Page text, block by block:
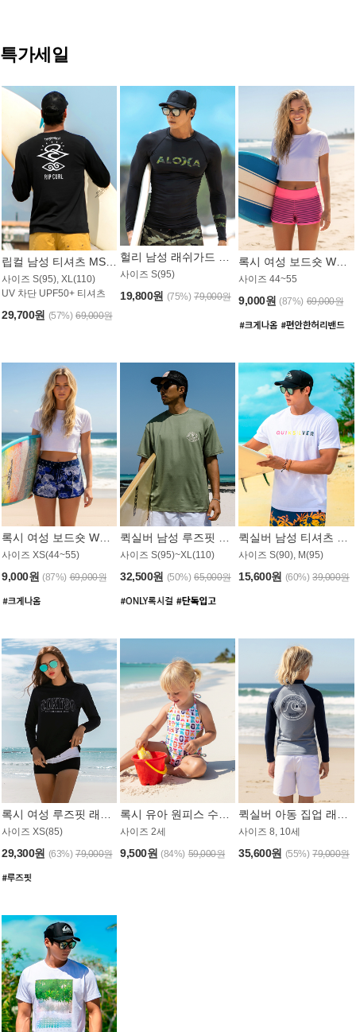
특가세일
사이즈 S(95), XL(110)
UV 차단 UPF50+ 티셔츠
29,700원 (57%) 69,000원
사이즈 S(95)
19,800원 (75%) 79,000원
사이즈 44~55
9,000원 (87%) 69,000원
사이즈 XS(44~55)
9,000원 (87%) 69,000원
사이즈 S(95)~XL(110)
32,500원 (50%) 65,000원
사이즈 S(90), M(95)
15,600원 (60%) 39,000원
사이즈 XS(85)
29,300원 (63%) 79,000원
사이즈 2세
9,500원 (84%) 59,000원
사이즈 8, 10세
35,600원 (55%) 79,000원